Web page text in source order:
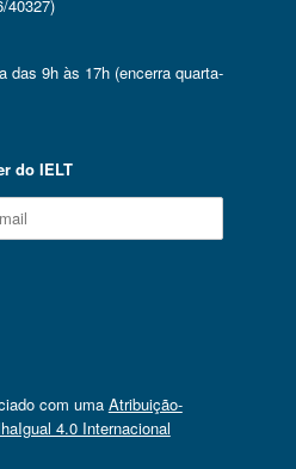
40327)
das 9h às 17h (encerra quarta-
do IELT
com uma Atribuição-
4.0 Internacional